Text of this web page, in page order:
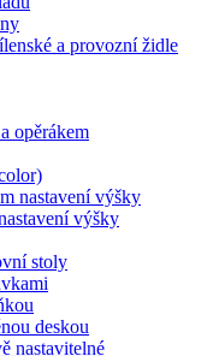
a provozní židle
opěrákem
nastavení výšky
výšky
stoly
deskou
nastavitelné